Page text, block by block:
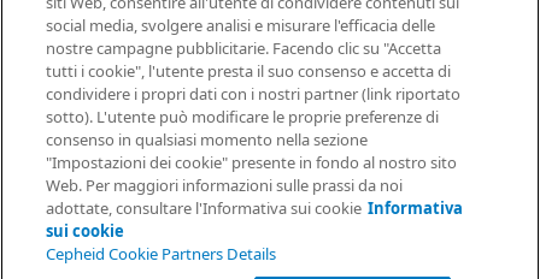
© 2026 Cepheid. Cepheid®, il logo Cepheid, GeneXpert®, Xpert®
e I-CORE® sono marchi di Cepheid, registrati negli USA e in altri
Paesi.
social media, svolgere analisi e misurare l'efficacia delle
nostre campagne pubblicitarie. Facendo clic su "Accetta
tutti i cookie", l'utente presta il suo consenso e accetta di
condividere i propri dati con i nostri partner (link riportato
sotto). L'utente può modificare le proprie preferenze di
consenso in qualsiasi momento nella sezione
"Impostazioni dei cookie" presente in fondo al nostro sito
Web. Per maggiori informazioni sulle prassi da noi
adottate, consultare l'Informativa sui cookie Informativa
sui cookie
Cepheid Cookie Partners Details